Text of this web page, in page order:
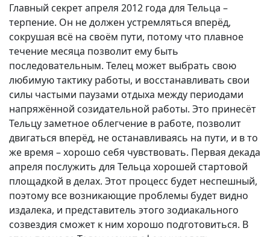
Главный секрет апреля 2012 года для Тельца –
терпение. Он не должен устремляться вперёд,
сокрушая всё на своём пути, потому что плавное
течение месяца позволит ему быть
последовательным. Телец может выбрать свою
любимую тактику работы, и восстанавливать свои
силы частыми паузами отдыха между периодами
напряжённой созидательной работы. Это принесёт
Тельцу заметное облегчение в работе, позволит
двигаться вперёд, не останавливаясь на пути, и в то
же время – хорошо себя чувствовать. Первая декада
апреля послужить для Тельца хорошей стартовой
площадкой в делах. Этот процесс будет неспешный,
поэтому все возникающие проблемы будет видно
издалека, и представитель этого зодиакального
созвездия сможет к ним хорошо подготовиться. В